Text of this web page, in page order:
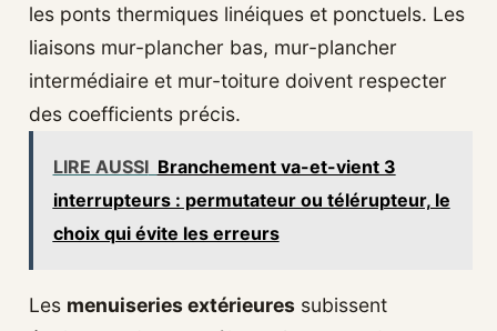
les ponts thermiques linéiques et ponctuels. Les
liaisons mur-plancher bas, mur-plancher
intermédiaire et mur-toiture doivent respecter
des coefficients précis.
LIRE AUSSI Branchement va-et-vient 3
interrupteurs : permutateur ou télérupteur, le
choix qui évite les erreurs
Les menuiseries extérieures subissent